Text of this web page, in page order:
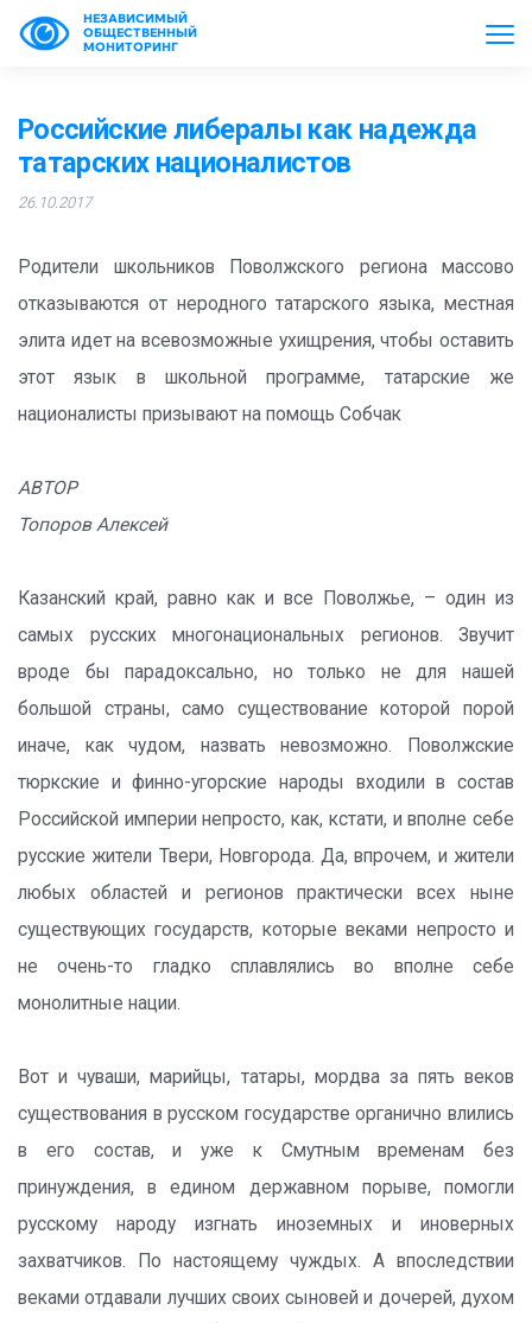
НЕЗАВИСИМЫЙ
ОБЩЕСТВЕННЫЙ
МОНИТОРИНГ
Российские либералы как надежда
татарских националистов
26.10.2017
Родители школьников Поволжского региона массово
отказываются от неродного татарского языка, местная
элита идет на всевозможные ухищрения, чтобы оставить
этот язык в школьной программе, татарские же
националисты призывают на помощь Собчак
АВТОР
Топоров Алексей
Казанский край, равно как и все Поволжье, – один из
самых русских многонациональных регионов. Звучит
вроде бы парадоксально, но только не для нашей
большой страны, само существование которой порой
иначе, как чудом, назвать невозможно. Поволжские
тюркские и финно-угорские народы входили в состав
Российской империи непросто, как, кстати, и вполне себе
русские жители Твери, Новгорода. Да, впрочем, и жители
любых областей и регионов практически всех ныне
существующих государств, которые веками непросто и
не очень-то гладко сплавлялись во вполне себе
монолитные нации.
Вот и чуваши, марийцы, татары, мордва за пять веков
существования в русском государстве органично влились
в его состав, и уже к Смутным временам без
принуждения, в едином державном порыве, помогли
русскому народу изгнать иноземных и иноверных
захватчиков. По настоящему чуждых. А впоследствии
веками отдавали лучших своих сыновей и дочерей, духом